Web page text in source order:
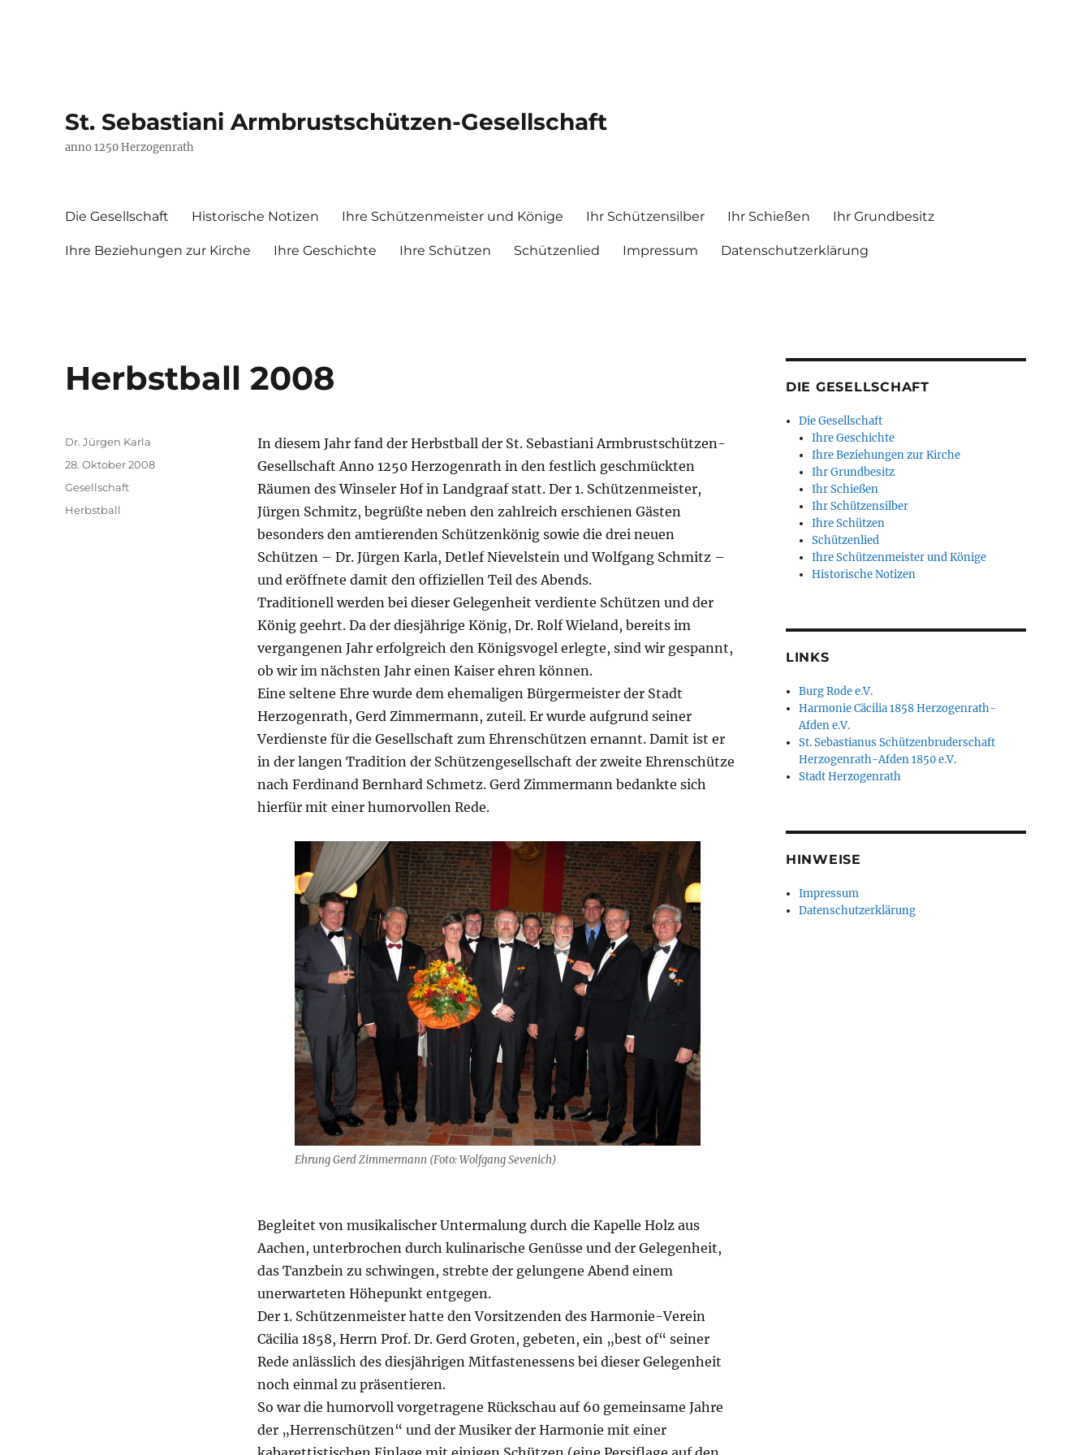
St. Sebastiani Armbrustschützen-Gesellschaft
anno 1250 Herzogenrath
Die Gesellschaft Historische Notizen Ihre Schützenmeister und Könige Ihr Schützensilber Ihr Schießen Ihr Grundbesitz
Ihre Beziehungen zur Kirche Ihre Geschichte Ihre Schützen Schützenlied Impressum Datenschutzerklärung
Herbstball 2008
In diesem Jahr fand der Herbstball der St. Sebastiani Armbrustschützen-
Gesellschaft Anno 1250 Herzogenrath in den festlich geschmückten
Räumen des Winseler Hof in Landgraaf statt. Der 1. Schützenmeister,
Jürgen Schmitz, begrüßte neben den zahlreich erschienen Gästen
besonders den amtierenden Schützenkönig sowie die drei neuen
Schützen – Dr. Jürgen Karla, Detlef Nievelstein und Wolfgang Schmitz –
und eröffnete damit den offiziellen Teil des Abends.
Traditionell werden bei dieser Gelegenheit verdiente Schützen und der
König geehrt. Da der diesjährige König, Dr. Rolf Wieland, bereits im
vergangenen Jahr erfolgreich den Königsvogel erlegte, sind wir gespannt,
ob wir im nächsten Jahr einen Kaiser ehren können.
Eine seltene Ehre wurde dem ehemaligen Bürgermeister der Stadt
Herzogenrath, Gerd Zimmermann, zuteil. Er wurde aufgrund seiner
Verdienste für die Gesellschaft zum Ehrenschützen ernannt. Damit ist er
in der langen Tradition der Schützengesellschaft der zweite Ehrenschütze
nach Ferdinand Bernhard Schmetz. Gerd Zimmermann bedankte sich
hierfür mit einer humorvollen Rede.
Ehrung Gerd Zimmermann (Foto: Wolfgang Sevenich)
Begleitet von musikalischer Untermalung durch die Kapelle Holz aus
Aachen, unterbrochen durch kulinarische Genüsse und der Gelegenheit,
das Tanzbein zu schwingen, strebte der gelungene Abend einem
unerwarteten Höhepunkt entgegen.
Der 1. Schützenmeister hatte den Vorsitzenden des Harmonie-Verein
Cäcilia 1858, Herrn Prof. Dr. Gerd Groten, gebeten, ein „best of“ seiner
Rede anlässlich des diesjährigen Mitfastenessens bei dieser Gelegenheit
noch einmal zu präsentieren.
So war die humorvoll vorgetragene Rückschau auf 60 gemeinsame Jahre
der „Herrenschützen“ und der Musiker der Harmonie mit einer
Autor
Dr. Jürgen Karla
Veröffentlicht
28. Oktober 2008
Kategorien
Gesellschaft
Schlagwörter
Herbstball
DIE GESELLSCHAFT
Die Gesellschaft
Ihre Geschichte
Ihre Beziehungen zur Kirche
Ihr Grundbesitz
Ihr Schießen
Ihr Schützensilber
Ihre Schützen
Schützenlied
Ihre Schützenmeister und Könige
Historische Notizen
LINKS
Burg Rode e.V.
Harmonie Cäcilia 1858 Herzogenrath-
Afden e.V.
St. Sebastianus Schützenbruderschaft
Herzogenrath-Afden 1850 e.V.
Stadt Herzogenrath
HINWEISE
Impressum
Datenschutzerklärung